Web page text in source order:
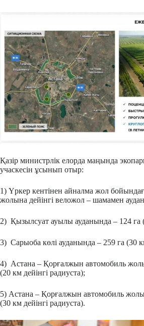
Қазір министрлік елорда маңында
учаскесін ұсынып отыр:
1) Үркер кентінен айналма жол
жолына дейінгі веложол – шамамен
2) Қызылсуат ауылы ауданында – 124 га
3) Сарыоба көлі ауданында – 259 га (30
4) Астана – Қорғалжын автомобиль
(20 км дейінгі радиуста);
5) Астана – Қорғалжын автомобиль
(30 км дейінгі радиуста).